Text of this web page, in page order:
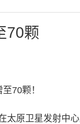
70颗
70颗！
原卫星发射中心